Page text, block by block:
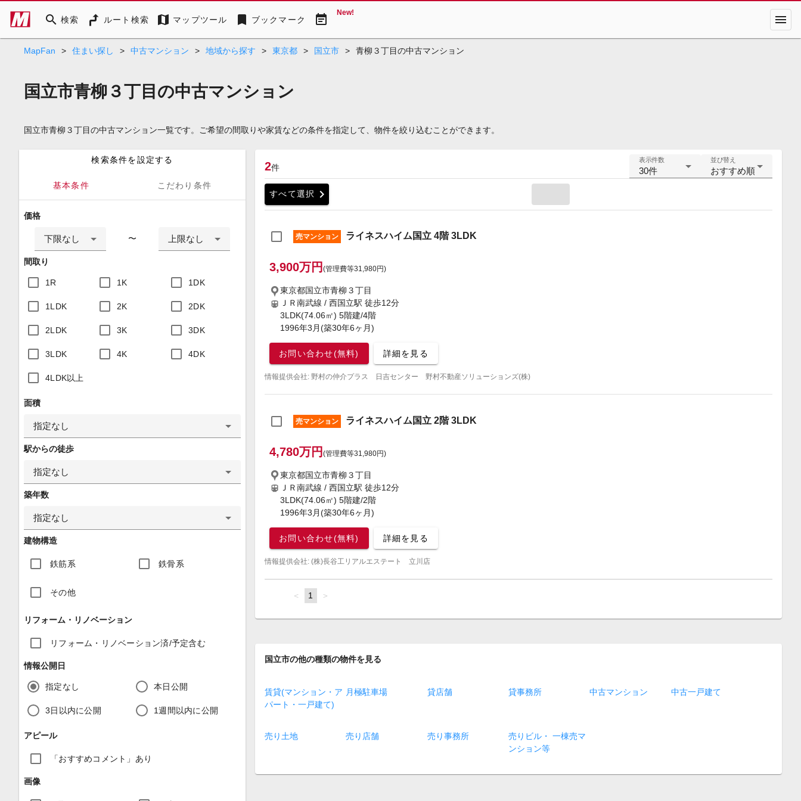
search 検索 ルート検索 map マップツール bookmark ブックマーク event_note New! menu
MapFan > 住まい探し > 中古マンション > 地域から探す > 東京都 > 国立市 > 青柳３丁目の中古マンション
国立市青柳３丁目の中古マンション
国立市青柳３丁目の中古マンション一覧です。ご希望の間取りや家賃などの条件を指定して、物件を絞り込むことができます。
検索条件を設定する
基本条件 こだわり条件
価格
下限なし 〜 上限なし
間取り
1R 1K 1DK
1LDK 2K 2DK
2LDK 3K 3DK
3LDK 4K 4DK
4LDK以上
面積
指定なし
駅からの徒歩
指定なし
築年数
指定なし
建物構造
鉄筋系 鉄骨系
その他
リフォーム・リノベーション
リフォーム・リノベーション済/予定含む
情報公開日
指定なし 本日公開
3日以内に公開 1週間以内に公開
アピール
「おすすめコメント」あり
画像
2件
表示件数
30件
並び替え
おすすめ順
すべて選択 chevron_right
売マンション ライネスハイム国立 4階 3LDK
3,900万円 (管理費等31,980円)
東京都国立市青柳３丁目
ＪＲ南武線 / 西国立駅 徒歩12分
3LDK(74.06㎡) 5階建/4階
1996年3月(築30年6ヶ月)
お問い合わせ(無料) 詳細を見る
情報提供会社: 野村の仲介プラス 日吉センター 野村不動産ソリューションズ(株)
売マンション ライネスハイム国立 2階 3LDK
4,780万円 (管理費等31,980円)
東京都国立市青柳３丁目
ＪＲ南武線 / 西国立駅 徒歩12分
3LDK(74.06㎡) 5階建/2階
1996年3月(築30年6ヶ月)
お問い合わせ(無料) 詳細を見る
情報提供会社: (株)長谷工リアルエステート 立川店
page
You're
page
1 page
国立市の他の種類の物件を見る
賃貸(マンション・ア
パート・一戸建て)
月極駐車場 貸店舗 貸事務所 中古マンション 中古一戸建て
売り土地 売り店舗 売り事務所
売りビル・ 一棟売マ
ンション等